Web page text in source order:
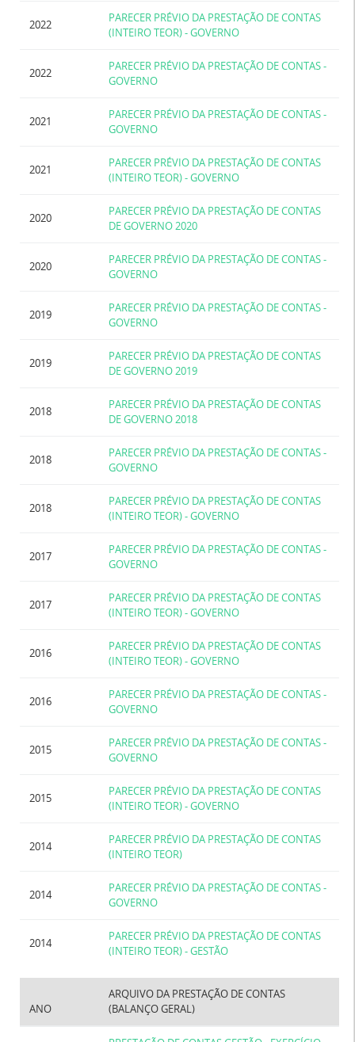
2022
PARECER PRÉVIO DA PRESTAÇÃO DE CONTAS
(INTEIRO TEOR) - GOVERNO
2022
PARECER PRÉVIO DA PRESTAÇÃO DE CONTAS -
GOVERNO
2021
PARECER PRÉVIO DA PRESTAÇÃO DE CONTAS -
GOVERNO
2021
PARECER PRÉVIO DA PRESTAÇÃO DE CONTAS
(INTEIRO TEOR) - GOVERNO
2020
PARECER PRÉVIO DA PRESTAÇÃO DE CONTAS
DE GOVERNO 2020
2020
PARECER PRÉVIO DA PRESTAÇÃO DE CONTAS -
GOVERNO
2019
PARECER PRÉVIO DA PRESTAÇÃO DE CONTAS -
GOVERNO
2019
PARECER PRÉVIO DA PRESTAÇÃO DE CONTAS
DE GOVERNO 2019
2018
PARECER PRÉVIO DA PRESTAÇÃO DE CONTAS
DE GOVERNO 2018
2018
PARECER PRÉVIO DA PRESTAÇÃO DE CONTAS -
GOVERNO
2018
PARECER PRÉVIO DA PRESTAÇÃO DE CONTAS
(INTEIRO TEOR) - GOVERNO
2017
PARECER PRÉVIO DA PRESTAÇÃO DE CONTAS -
GOVERNO
2017
PARECER PRÉVIO DA PRESTAÇÃO DE CONTAS
(INTEIRO TEOR) - GOVERNO
2016
PARECER PRÉVIO DA PRESTAÇÃO DE CONTAS
(INTEIRO TEOR) - GOVERNO
2016
PARECER PRÉVIO DA PRESTAÇÃO DE CONTAS -
GOVERNO
2015
PARECER PRÉVIO DA PRESTAÇÃO DE CONTAS -
GOVERNO
2015
PARECER PRÉVIO DA PRESTAÇÃO DE CONTAS
(INTEIRO TEOR) - GOVERNO
2014
PARECER PRÉVIO DA PRESTAÇÃO DE CONTAS
(INTEIRO TEOR)
2014
PARECER PRÉVIO DA PRESTAÇÃO DE CONTAS -
GOVERNO
2014
PARECER PRÉVIO DA PRESTAÇÃO DE CONTAS
(INTEIRO TEOR) - GESTÃO
ANO
ARQUIVO DA PRESTAÇÃO DE CONTAS
(BALANÇO GERAL)